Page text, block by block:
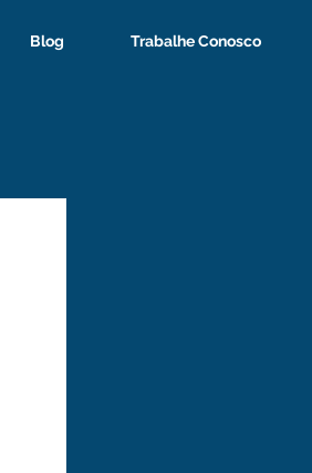
Blog Trabalhe Conosco